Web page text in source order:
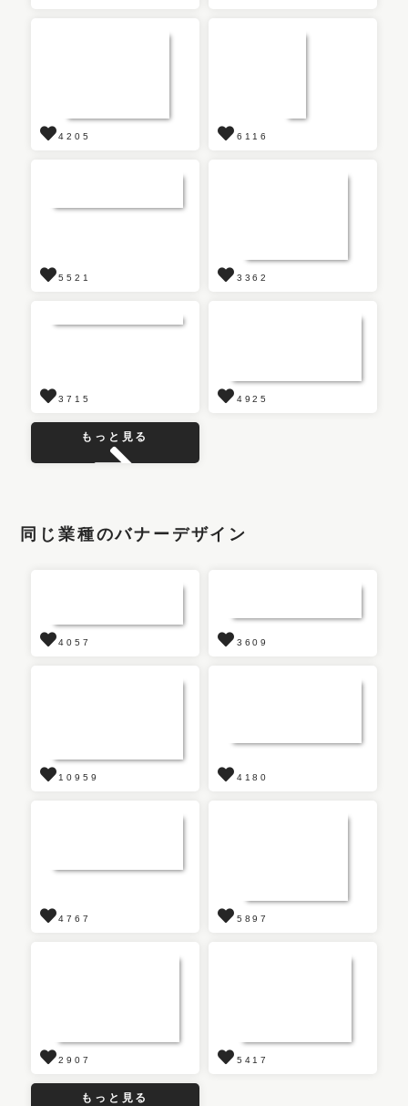
4205 6116
5521 3362
3715 4925
もっと見る
同じ業種のバナーデザイン
4057 3609
10959 4180
4767 5897
2907 5417
もっと見る